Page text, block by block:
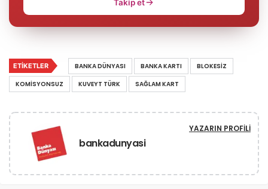
Takip et
ETIKETLER BANKA DÜNYASI BANKA KARTI
BLOKESIZ
KOMISYONSUZ
KUVEYT TÜRK SAĞLAM KART
bankadunyasi
YAZARIN PROFILI